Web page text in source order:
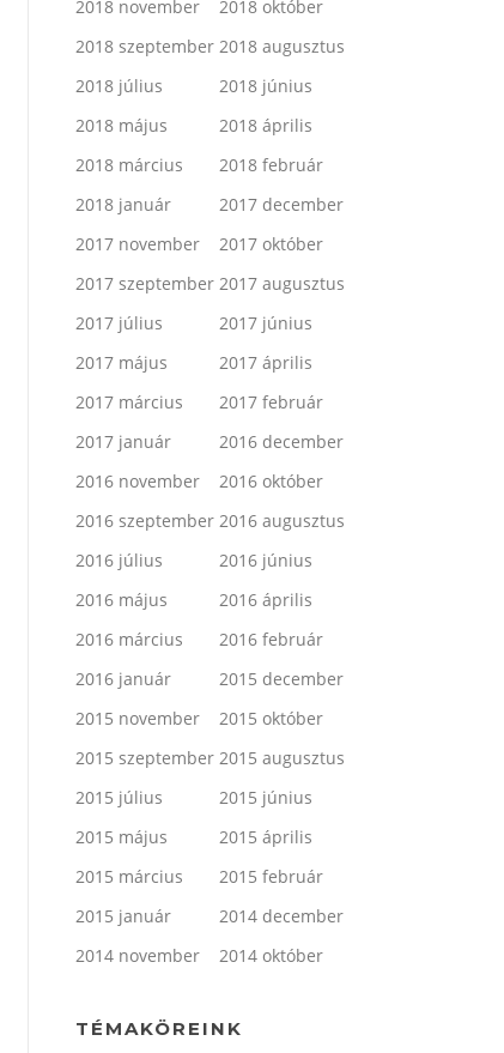
2018 november
2018 október
2018 szeptember 2018 augusztus
2018 július
2018 június
2018 május
2018 április
2018 március
2018 február
2018 január
2017 december
2017 november
2017 október
2017 szeptember 2017 augusztus
2017 július
2017 június
2017 május
2017 április
2017 március
2017 február
2017 január
2016 december
2016 november
2016 október
2016 szeptember 2016 augusztus
2016 július
2016 június
2016 május
2016 április
2016 március
2016 február
2016 január
2015 december
2015 november
2015 október
2015 szeptember 2015 augusztus
2015 július
2015 június
2015 május
2015 április
2015 március
2015 február
2015 január
2014 december
2014 november
2014 október
TÉMAKÖREINK